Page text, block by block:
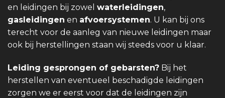
en leidingen bij zowel waterleidingen,
gasleidingen en afvoersystemen. U kan bij ons
terecht voor de aanleg van nieuwe leidingen maar
ook bij herstellingen staan wij steeds voor u klaar.
Leiding gesprongen of gebarsten? Bij het
herstellen van eventueel beschadigde leidingen
zorgen we er eerst voor dat de leidingen zijn